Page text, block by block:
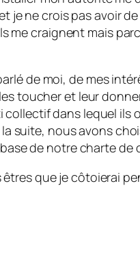
je ne crois pas avoir
craignent mais
de moi, de mes
toucher et leur
dans lequel ils
suite, nous avons
de notre charte de
que je côtoierai